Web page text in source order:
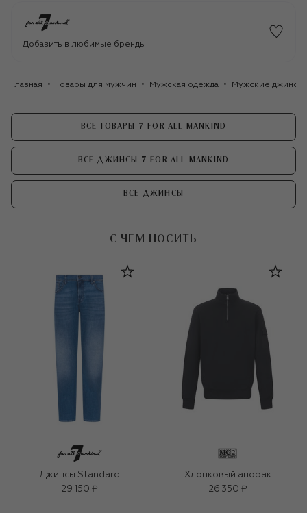
Добавить в любимые бренды
Главная Товары для мужчин Мужская одежда Мужские джинсы
ВСЕ ТОВАРЫ 7 FOR ALL MANKIND
ВСЕ ДЖИНСЫ 7 FOR ALL MANKIND
ВСЕ ДЖИНСЫ
С ЧЕМ НОСИТЬ
Джинсы Standard
29 150 ₽
Хлопковый анорак
26 350 ₽